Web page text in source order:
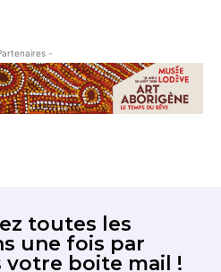
-
toutes les
une fois par
votre boite mail !